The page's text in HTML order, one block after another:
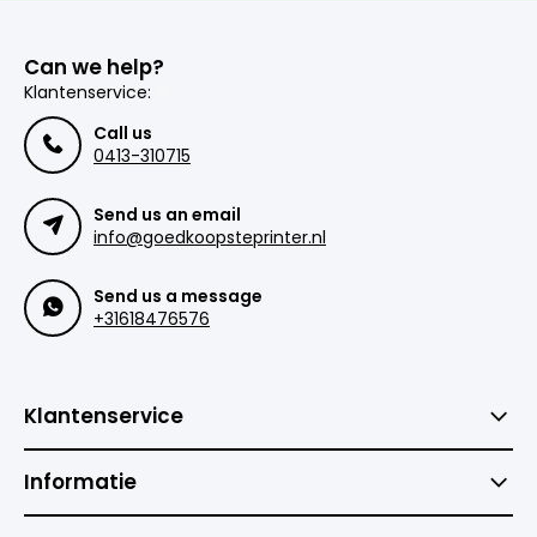
Can we help?
Klantenservice:
Call us
0413-310715
Send us an email
info@goedkoopsteprinter.nl
Send us a message
+31618476576
Klantenservice
Informatie